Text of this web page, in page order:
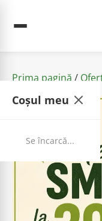
Coșul meu
Se încarcă...
Prima pagină /